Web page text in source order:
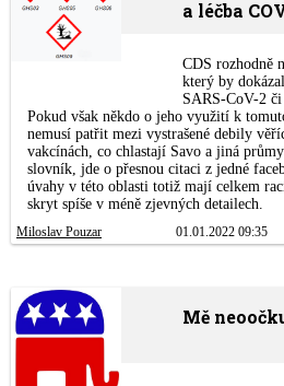
a léčba
CDS rozhodně
který by
SARS-CoV-2
Pokud však někdo o jeho využití k
nemusí patřit mezi vystrašené debily
vakcínách, co chlastají Savo a jiná
slovník, jde o přesnou citaci z jedné
úvahy v této oblasti totiž mají celkem
skryt spíše v méně zjevných detailech.
Miloslav Pouzar 01.01.2022 09:35
Mě